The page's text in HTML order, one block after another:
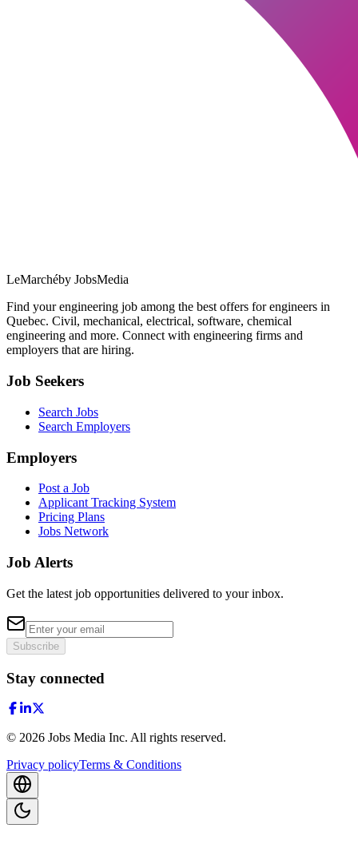
LeMarchéby JobsMedia
Find your engineering job among the best offers for engineers in
Quebec. Civil, mechanical, electrical, software, chemical
engineering and more. Connect with engineering firms and
employers that are hiring.
Job Seekers
Search Jobs
Search Employers
Employers
Post a Job
Applicant Tracking System
Pricing Plans
Jobs Network
Job Alerts
Get the latest job opportunities delivered to your inbox.
Subscribe
Stay connected
© 2026 Jobs Media Inc. All rights reserved.
Privacy policyTerms & Conditions